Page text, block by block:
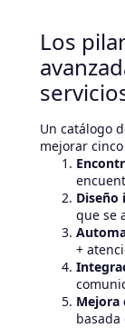
Los
Un catálogo
mejorar
Diseño
que se
+
Mejora
basada